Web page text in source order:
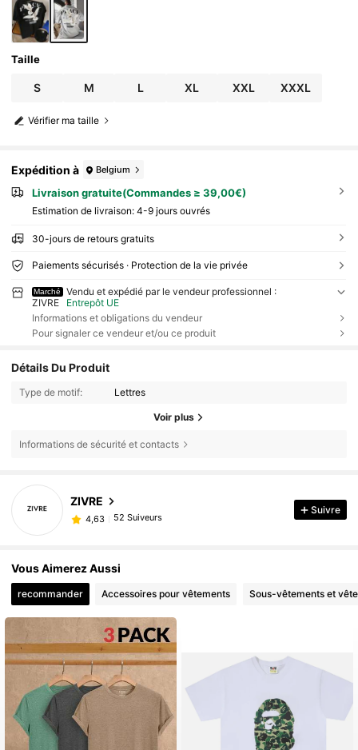
Taille
S M L XL XXL XXXL
Vérifier ma taille
Expédition à Belgium
Livraison gratuite(Commandes ≥ 39,00€)
Estimation de livraison: 4-9 jours ouvrés
30-jours de retours gratuits
Paiements sécurisés · Protection de la vie privée
Marché
Vendu et expédié par le vendeur professionnel :
ZIVRE
Entrepôt UE
Informations et obligations du vendeur
Pour signaler ce vendeur et/ou ce produit
Détails Du Produit
Type de motif: Lettres
Voir plus
Informations de sécurité et contacts
ZIVRE
4,63 52 Suiveurs
Suivre
Vous Aimerez Aussi
recommander Accessoires pour vêtements Sous-vêtements et